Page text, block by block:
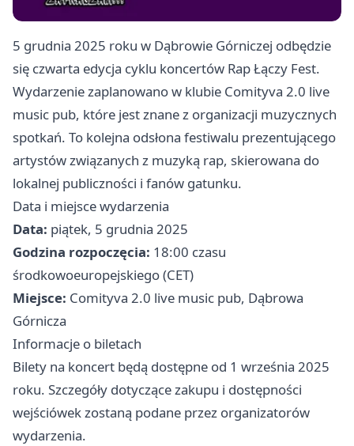
5 grudnia 2025 roku w Dąbrowie Górniczej odbędzie
się czwarta edycja cyklu koncertów Rap Łączy Fest.
Wydarzenie zaplanowano w klubie Comityva 2.0 live
music pub, które jest znane z organizacji muzycznych
spotkań. To kolejna odsłona festiwalu prezentującego
artystów związanych z muzyką rap, skierowana do
lokalnej publiczności i fanów gatunku.
Data i miejsce wydarzenia
Data: piątek, 5 grudnia 2025
Godzina rozpoczęcia: 18:00 czasu
środkowoeuropejskiego (CET)
Miejsce: Comityva 2.0 live music pub, Dąbrowa
Górnicza
Informacje o biletach
Bilety na koncert będą dostępne od 1 września 2025
roku. Szczegóły dotyczące zakupu i dostępności
wejściówek zostaną podane przez organizatorów
wydarzenia.